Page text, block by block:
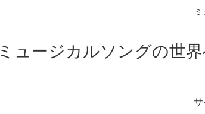
ミュージカルソングの世
サ